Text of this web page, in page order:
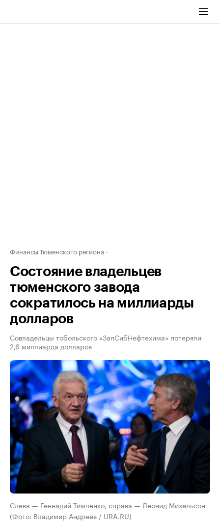
Финансы Тюменского региона
Состояние владельцев
тюменского завода
сократилось на миллиарды
долларов
Совладельцы тобольского «ЗапСибНефтехима» потеряли
2,6 миллиарда долларов
Слева — Геннадий Тимченко, справа — Леонид Михельсон
(Фото: Владимир Андреев / URA.RU)